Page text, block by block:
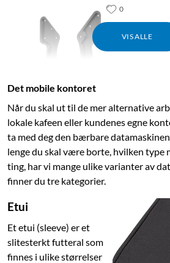
VIS ALLE
Adapter for VESA-feste
4.5 (8)
229 90
Nettlager: 20+ st
0
Det mobile kontoret
Når du skal ut til de mer alternative
lokale kafeen eller kundenes egne
ta med deg den bærbare
lenge du skal være borte, hvilken type
ting, har vi mange ulike varianter av
finner du tre kategorier.
Etui
Et etui (sleeve) er et
slitesterkt futteral som
finnes i ulike størrelser